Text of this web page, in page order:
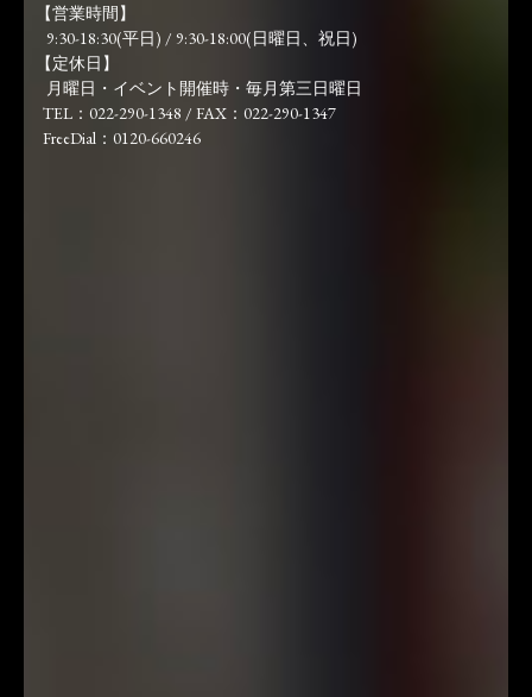
【営業時間】
9:30-18:30(平日) / 9:30-18:00(日曜日、祝日)
【定休日】
月曜日・イベント開催時・毎月第三日曜日
TEL：022-290-1348 / FAX：022-290-1347
FreeDial：0120-660246